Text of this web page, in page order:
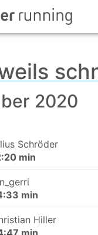
2020
Schröder
min
min
Hiller
min